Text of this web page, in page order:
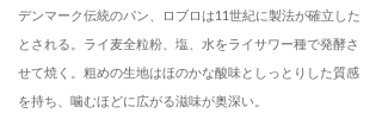
デンマーク伝統のパン、ロブロは11世紀に製法が確立した
とされる。ライ麦全粒粉、塩、水をライサワー種で発酵さ
せて焼く。粗めの生地はほのかな酸味としっとりした質感
を持ち、噛むほどに広がる滋味が奥深い。